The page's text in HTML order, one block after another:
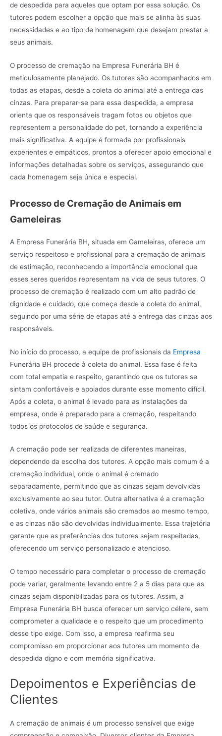
de despedida para aqueles que optam por essa solução. Os
tutores podem escolher a opção que mais se alinha às suas
necessidades e ao tipo de homenagem que desejam prestar a
seus animais.
O processo de cremação na Empresa Funerária BH é
meticulosamente planejado. Os tutores são acompanhados em
todas as etapas, desde a coleta do animal até a entrega das
cinzas. Para preparar-se para essa despedida, a empresa
orienta que os responsáveis tragam fotos ou objetos que
representem a personalidade do pet, tornando a experiência
mais significativa. A equipe é formada por profissionais
experientes e empáticos, prontos a oferecer apoio emocional e
informações detalhadas sobre os serviços, assegurando que
cada homenagem seja única e especial.
Processo de Cremação de Animais em
Gameleiras
A Empresa Funerária BH, situada em Gameleiras, oferece um
serviço respeitoso e profissional para a cremação de animais
de estimação, reconhecendo a importância emocional que
esses seres queridos representam na vida de seus tutores. O
processo de cremação é realizado com um alto padrão de
dignidade e cuidado, que começa desde a coleta do animal,
seguindo por uma série de etapas até a entrega das cinzas aos
responsáveis.
No início do processo, a equipe de profissionais da Empresa
Funerária BH procede à coleta do animal. Essa fase é feita
com total empatia e respeito, garantindo que os tutores se
sintam confortáveis e apoiados durante esse momento difícil.
Após a coleta, o animal é levado para as instalações da
empresa, onde é preparado para a cremação, respeitando
todos os protocolos de saúde e segurança.
A cremação pode ser realizada de diferentes maneiras,
dependendo da escolha dos tutores. A opção mais comum é a
cremação individual, onde o animal é cremado
separadamente, permitindo que as cinzas sejam devolvidas
exclusivamente ao seu tutor. Outra alternativa é a cremação
coletiva, onde vários animais são cremados ao mesmo tempo,
e as cinzas não são devolvidas individualmente. Essa trajetória
garante que as preferências dos tutores sejam respeitadas,
oferecendo um serviço personalizado e atencioso.
O tempo necessário para completar o processo de cremação
pode variar, geralmente levando entre 2 a 5 dias para que as
cinzas sejam disponibilizadas para os tutores. Assim, a
Empresa Funerária BH busca oferecer um serviço célere, sem
comprometer a qualidade e o respeito que um procedimento
desse tipo exige. Com isso, a empresa reafirma seu
compromisso em proporcionar aos tutores um momento de
despedida digno e com memória significativa.
Depoimentos e Experiências de
Clientes
A cremação de animais é um processo sensível que exige